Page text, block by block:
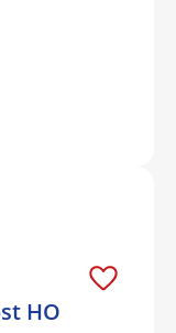
HO